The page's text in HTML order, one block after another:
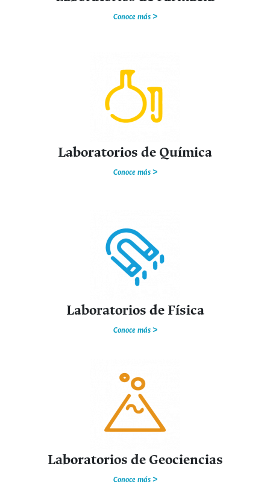
Conoce más >
Laboratorios de Química
Conoce más >
Laboratorios de Física
Conoce más >
Laboratorios de Geociencias
Conoce más >